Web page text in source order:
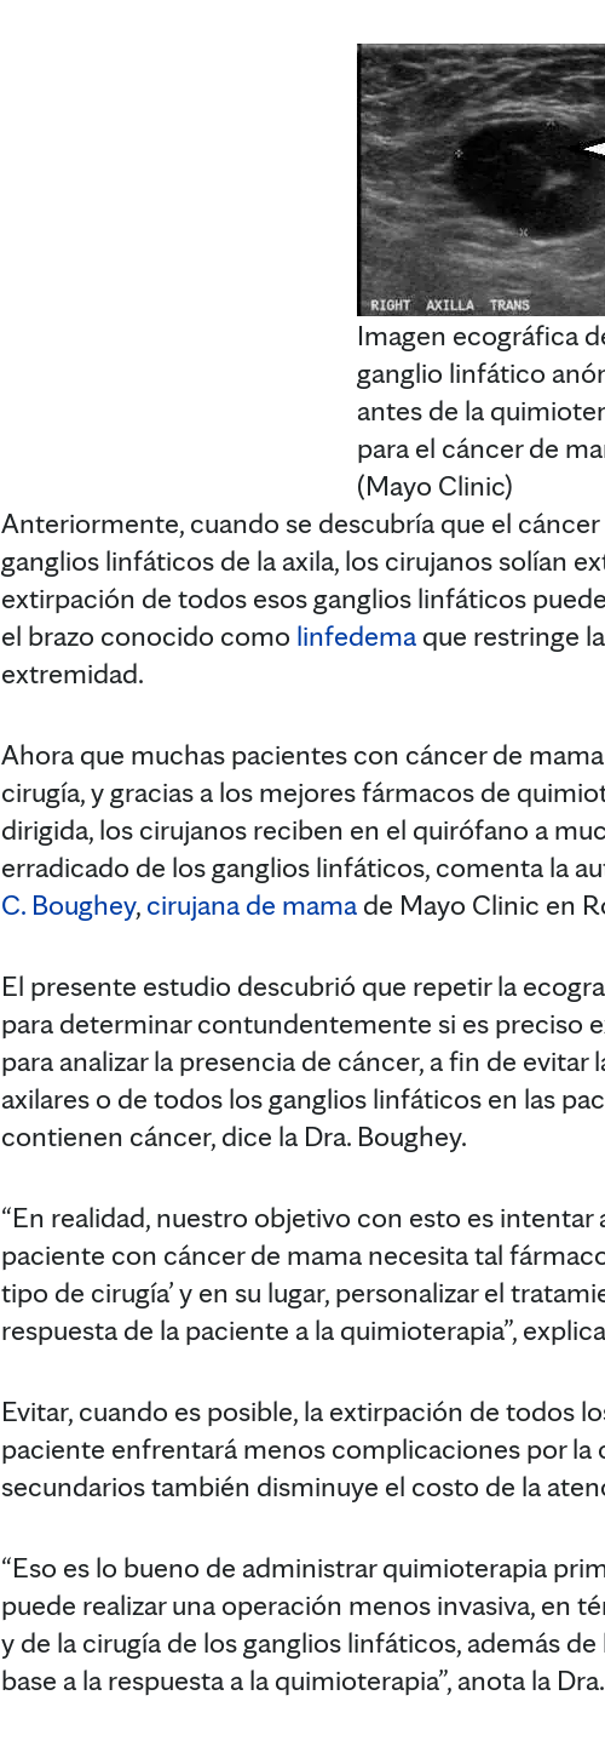
Imagen ecográfica
ganglio linfático
antes de la
para el cáncer de
(Mayo Clinic)
Anteriormente, cuando se descubría que el
ganglios linfáticos de la axila, los cirujanos solían
extirpación de todos esos ganglios linfáticos
el brazo conocido como linfedema que restringe
extremidad.
Ahora que muchas pacientes con cáncer de
cirugía, y gracias a los mejores fármacos de
dirigida, los cirujanos reciben en el quirófano a
erradicado de los ganglios linfáticos, comenta la
C. Boughey, cirujana de mama de Mayo Clinic en
El presente estudio descubrió que repetir la
para determinar contundentemente si es preciso
para analizar la presencia de cáncer, a fin de
axilares o de todos los ganglios linfáticos en las
contienen cáncer, dice la Dra. Boughey.
“En realidad, nuestro objetivo con esto es intentar
paciente con cáncer de mama necesita tal
tipo de cirugía’ y en su lugar, personalizar el
respuesta de la paciente a la quimioterapia”,
Evitar, cuando es posible, la extirpación de todos
paciente enfrentará menos complicaciones por la
secundarios también disminuye el costo de la
“Eso es lo bueno de administrar quimioterapia
puede realizar una operación menos invasiva, en
y de la cirugía de los ganglios linfáticos, además
base a la respuesta a la quimioterapia”, anota la